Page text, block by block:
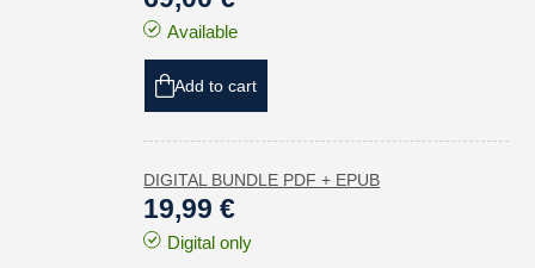
Available
Add to cart
DIGITAL BUNDLE PDF + EPUB
19,99 €
Digital only